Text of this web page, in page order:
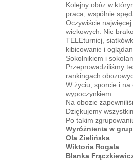
Kolejny obóz w
praca, wspólnie
Oczywiście
wiekowych. Nie
TELEturniej,
kibicowanie i
Sokolnikiem i
Przeprowadziliśmy
rankingach
W życiu, sporcie i
wypoczynkiem.
Na obozie
Dziękujemy
Po takim
Wyróżnienia w
Ola Zielińska
Wiktoria Rogala
Blanka